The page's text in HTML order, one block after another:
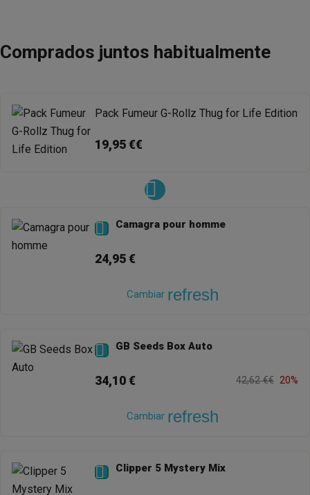
Comprados juntos habitualmente
Pack Fumeur G-Rollz Thug for Life Edition
19,95 €€
 Camagra pour homme
24,95 €
Cambiar refresh
 GB Seeds Box Auto
34,10 € 42,62 €€ 20%
Cambiar refresh
 Clipper 5 Mystery Mix